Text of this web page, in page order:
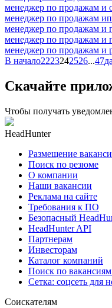
менеджер по продажам и
менеджер по продажам
менеджер по продажам и
менеджер по продажам и
менеджер по продажам и
В начало2223242526...47
Скачайте
Чтобы получать
HeadHunter
Размещение
Поиск по резюме
О компании
Наши вакансии
Реклама на сайте
Требования к ПО
Безопасный
HeadHunter API
Партнерам
Инвесторам
Каталог компаний
Поиск по
Сетка: соцсеть для
Соискателям